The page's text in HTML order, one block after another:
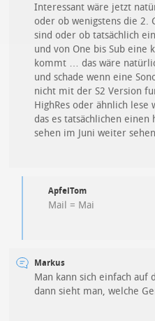
Interessant wäre jetzt
oder ob wenigstens die 2.
sind oder ob tatsächlich
und von One bis Sub eine
kommt … das wäre
und schade wenn eine
nicht mit der S2 Version
HighRes oder ähnlich
das es tatsächlichen
sehen im Juni weiter
ApfelTom
Mail = Mai
Markus
Man kann sich einfach auf
dann sieht man, welche